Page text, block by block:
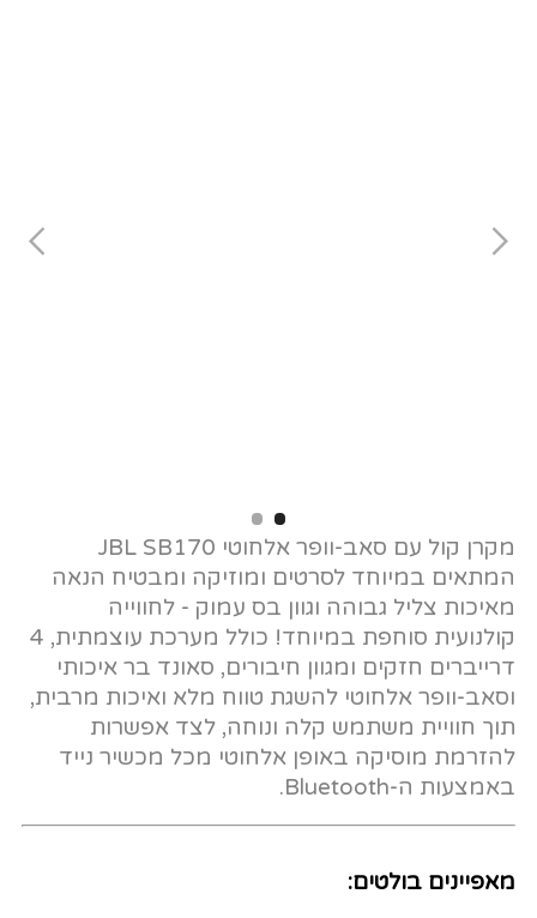
מקרן קול עם סאב-וופר אלחוטי JBL SB170
המתאים במיוחד לסרטים ומוזיקה ומבטיח הנאה
מאיכות צליל גבוהה וגוון בס עמוק - לחווייה
קולנועית סוחפת במיוחד! כולל מערכת עוצמתית, 4
דרייברים חזקים ומגוון חיבורים, סאונד בר איכותי
וסאב-וופר אלחוטי להשגת טווח מלא ואיכות מרבית,
תוך חוויית משתמש קלה ונוחה, לצד אפשרות
להזרמת מוסיקה באופן אלחוטי מכל מכשיר נייד
באמצעות ה-Bluetooth.
מאפיינים בולטים: